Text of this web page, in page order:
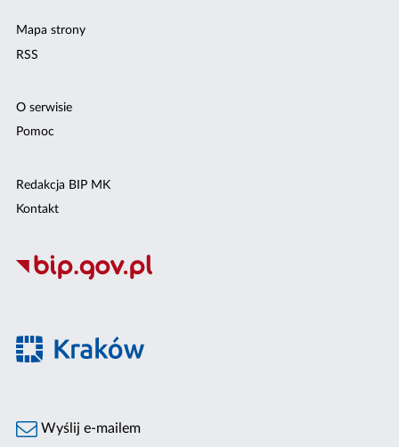
Mapa strony
RSS
O serwisie
Pomoc
Redakcja BIP MK
Kontakt
Wyślij e-mailem